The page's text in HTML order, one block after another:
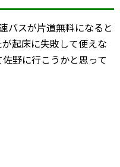
バスが片道無料になると
起床に失敗して使えな
野に行こうかと思って